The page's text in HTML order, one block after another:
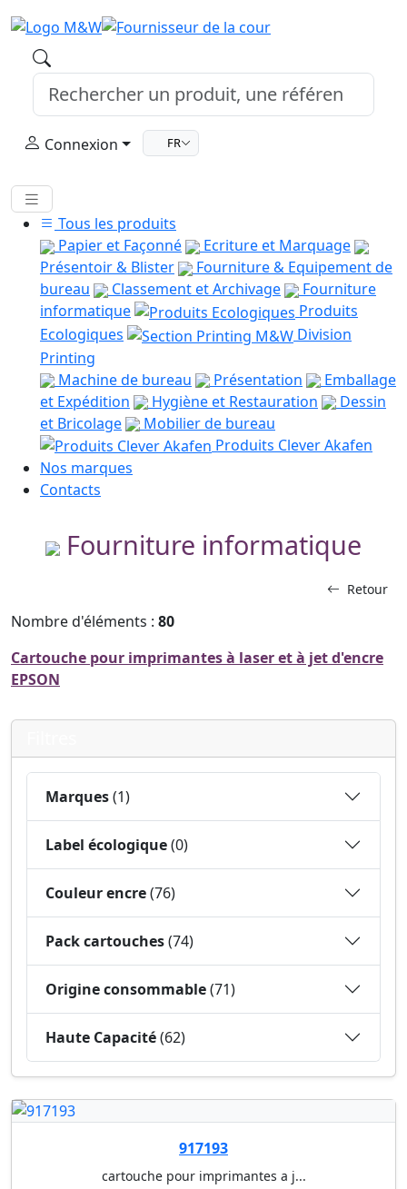
Connexion FR
Tous les produits
Papier et Façonné
Ecriture et Marquage
Présentoir & Blister
Fourniture & Equipement de
bureau
Classement et Archivage
Fourniture
informatique
Produits
Ecologiques
Division
Printing
Machine de bureau
Présentation
Emballage
et Expédition
Hygiène et Restauration
Dessin
et Bricolage
Mobilier de bureau
Produits Clever Akafen
Nos marques
Contacts
Fourniture informatique
Retour
Nombre d'éléments : 80
Cartouche pour imprimantes à laser et à jet d'encre
EPSON
Marques(1)
Label écologique(0)
Couleur encre(76)
Pack cartouches(74)
Origine consommable(71)
Haute Capacité(62)
917193
cartouche pour imprimantes a j...
cartouche noir t0711 7 ml - d7...